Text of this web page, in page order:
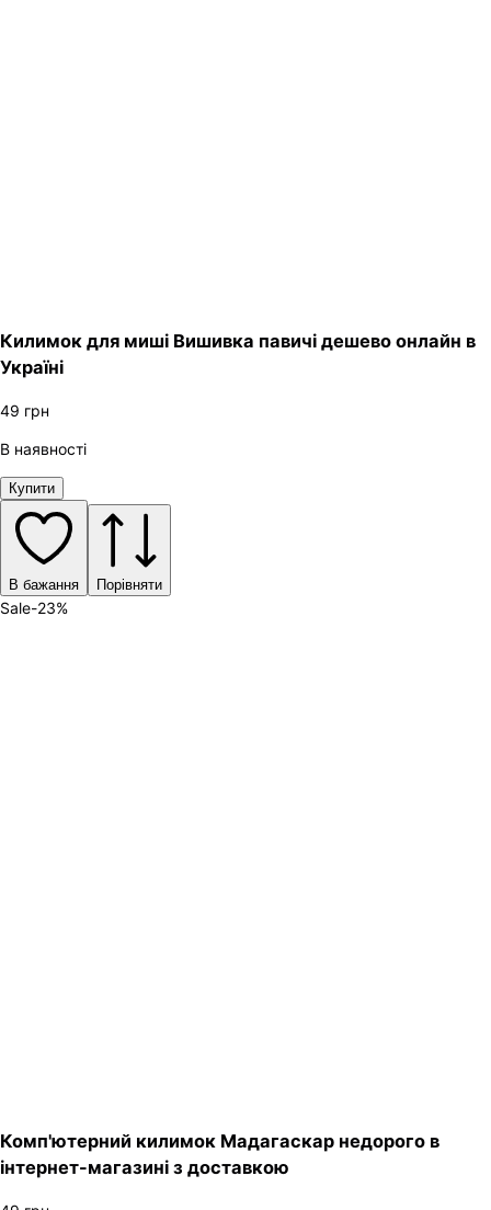
Килимок для миші Вишивка павичі дешево онлайн в
Україні
49 грн
В наявності
Купити
В бажання Порівняти
Sale-23%
Комп'ютерний килимок Мадагаскар недорого в
інтернет-магазині з доставкою